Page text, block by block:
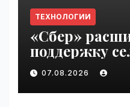
ТЕХНОЛОГИИ
«Сбер»
поддержку
инцидентов
Wildberries |
07.08.2026